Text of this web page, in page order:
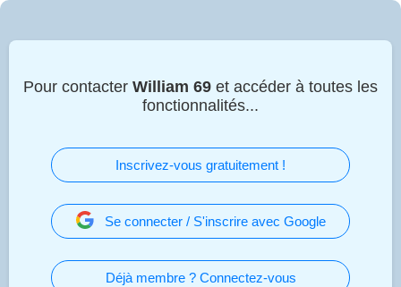
Pour contacter William 69 et accéder à toutes les
fonctionnalités...
Inscrivez-vous gratuitement !
Se connecter / S'inscrire avec Google
Déjà membre ? Connectez-vous